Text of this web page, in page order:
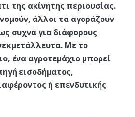
της ακίνητης περιουσίας.
άλλοι τα αγοράζουν
συχνά για διάφορους
Με το
ένα αγροτεμάχιο μπορεί
εισοδήματος,
ή επενδυτικής